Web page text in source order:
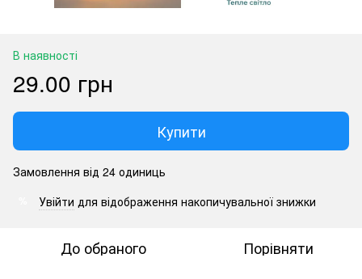
В наявності
29.00 грн
Купити
Замовлення від 24 одиниць
Увійти для відображення накопичувальної знижки
До обраного Порівняти